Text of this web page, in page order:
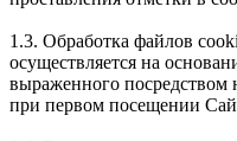
1.3. Обработка файлов
осуществляется на
выраженного посредством
при первом посещении